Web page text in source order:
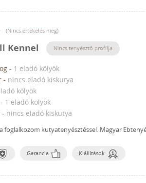
(Nincs értékelés még)
Kennel Nincs tenyésztő profilja
- 1 eladó kölyök
- nincs eladó kiskutya
kölyök
- 1 eladó kölyök
- nincs eladó kiskutya
foglalkozom kutyatenyésztéssel. Magyar
Garancia Kiállítások